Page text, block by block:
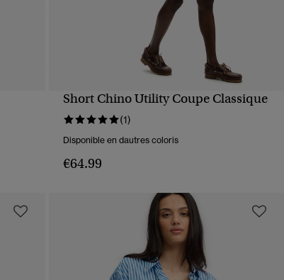
APERÇU RAPIDE
Short Chino Utility Coupe Classique
(1)
Disponible en dautres coloris
€64.99